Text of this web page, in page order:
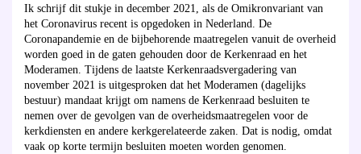
Ik schrijf dit stukje in december 2021, als de Omikronvariant van
het Coronavirus recent is opgedoken in Nederland. De
Coronapandemie en de bijbehorende maatregelen vanuit de overheid
worden goed in de gaten gehouden door de Kerkenraad en het
Moderamen. Tijdens de laatste Kerkenraadsvergadering van
november 2021 is uitgesproken dat het Moderamen (dagelijks
bestuur) mandaat krijgt om namens de Kerkenraad besluiten te
nemen over de gevolgen van de overheidsmaatregelen voor de
kerkdiensten en andere kerkgerelateerde zaken. Dat is nodig, omdat
vaak op korte termijn besluiten moeten worden genomen.